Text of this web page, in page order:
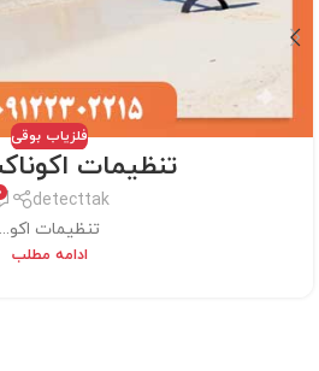
فلزیاب بوقی
تنظیمات اکوناکس
detecttak
تنظیمات اکو...
ادامه مطلب